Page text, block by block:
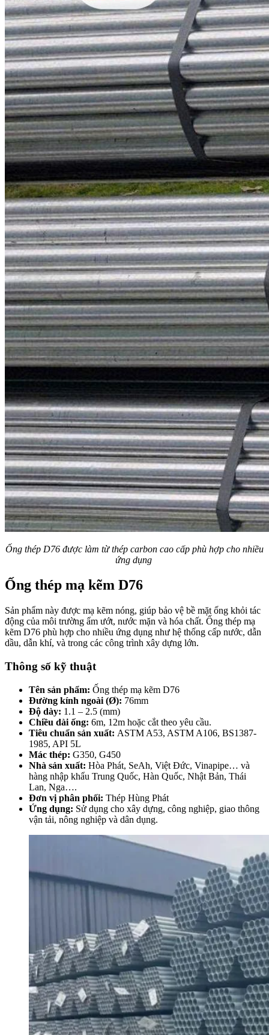
Ống thép D76 được làm từ thép carbon cao cấp phù hợp cho nhiều
ứng dụng
Ống thép mạ kẽm D76
Sản phẩm này được mạ kẽm nóng, giúp bảo vệ bề mặt ống khỏi tác
động của môi trường ẩm ướt, nước mặn và hóa chất. Ống thép mạ
kẽm D76 phù hợp cho nhiều ứng dụng như hệ thống cấp nước, dẫn
dầu, dẫn khí, và trong các công trình xây dựng lớn.
Thông số kỹ thuật
Tên sản phẩm: Ống thép mạ kẽm D76
Đường kính ngoài (Ø): 76mm
Độ dày: 1.1 – 2.5 (mm)
Chiều dài ống: 6m, 12m hoặc cắt theo yêu cầu.
Tiêu chuẩn sản xuất: ASTM A53, ASTM A106, BS1387-
1985, API 5L
Mác thép: G350, G450
Nhà sản xuất: Hòa Phát, SeAh, Việt Đức, Vinapipe… và
hàng nhập khẩu Trung Quốc, Hàn Quốc, Nhật Bản, Thái
Lan, Nga….
Đơn vị phân phối: Thép Hùng Phát
Ứng dụng: Sử dụng cho xây dựng, công nghiệp, giao thông
vận tải, nông nghiệp và dân dụng.